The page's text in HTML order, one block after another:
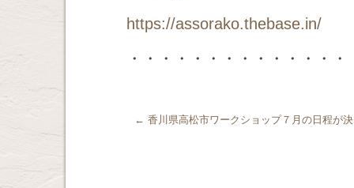
https://assorako.thebase.in/
・・・・・・・・・・・・・・
← 香川県高松市ワークショップ７月の日程が